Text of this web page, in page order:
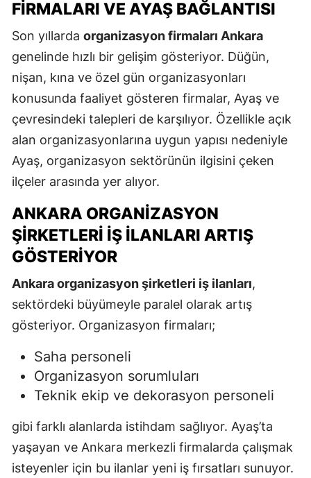
FIRMALARI VE AYAŞ BAĞLANTISI
Son yıllarda organizasyon firmaları Ankara
genelinde hızlı bir gelişim gösteriyor. Düğün,
nişan, kına ve özel gün organizasyonları
konusunda faaliyet gösteren firmalar, Ayaş ve
çevresindeki talepleri de karşılıyor. Özellikle açık
alan organizasyonlarına uygun yapısı nedeniyle
Ayaş, organizasyon sektörünün ilgisini çeken
ilçeler arasında yer alıyor.
ANKARA ORGANIZASYON
ŞIRKETLERI İŞ İLANLARI ARTIŞ
GÖSTERIYOR
Ankara organizasyon şirketleri iş ilanları,
sektördeki büyümeyle paralel olarak artış
gösteriyor. Organizasyon firmaları;
Saha personeli
Organizasyon sorumluları
Teknik ekip ve dekorasyon personeli
gibi farklı alanlarda istihdam sağlıyor. Ayaş’ta
yaşayan ve Ankara merkezli firmalarda çalışmak
isteyenler için bu ilanlar yeni iş fırsatları sunuyor.